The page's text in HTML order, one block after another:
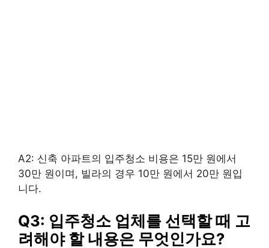
A2: 신축 아파트의 입주청소 비용은 15만 원에서
30만 원이며, 빌라의 경우 10만 원에서 20만 원입
니다.
Q3: 입주청소 업체를 선택할 때 고
려해야 할 내용은 무엇인가요?